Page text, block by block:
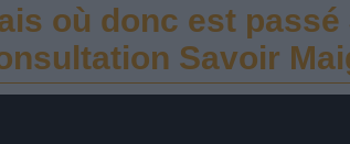
où donc est
Savoir